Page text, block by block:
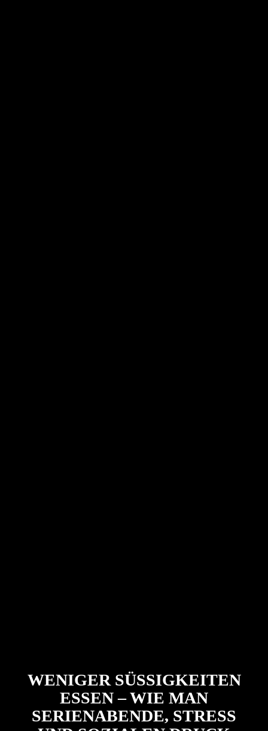
WENIGER SÜSSIGKEITEN E
SSEN – WIE MAN S
ERIENABENDE, STRESS U